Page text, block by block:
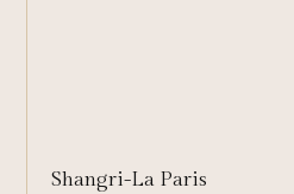
Shangri-La Paris